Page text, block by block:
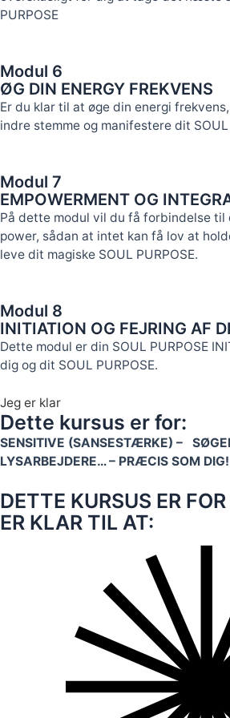
PURPOSE
Modul 6
ØG DIN ENERGY FREKVENS
Er du klar til at øge din energi
indre stemme og manifestere dit SOUL
Modul 7
EMPOWERMENT OG
På dette modul vil du få forbindelse til
power, sådan at intet kan få lov at
leve dit magiske SOUL PURPOSE.
Modul 8
INITIATION OG FEJRING AF
Dette modul er din SOUL PURPOSE
dig og dit SOUL PURPOSE.
Jeg er klar
Dette kursus er for:
SENSITIVE (SANSESTÆRKE) –
LYSARBEJDERE… – PRÆCIS SOM DIG!
DETTE KURSUS ER
ER KLAR TIL AT: